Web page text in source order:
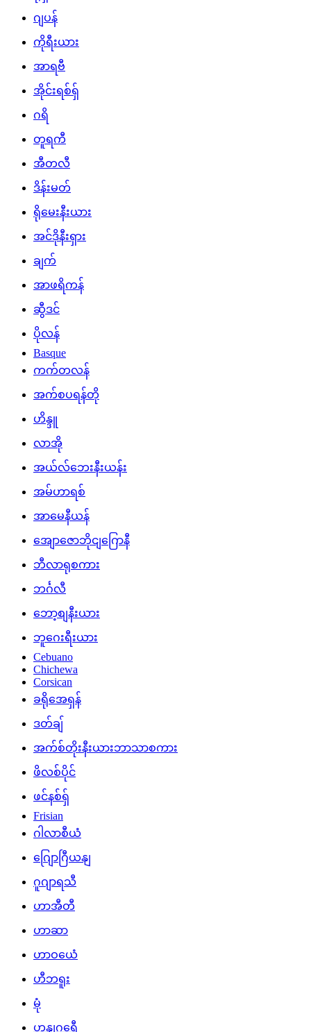
ဂျပန်
ကိုရီးယား
အာရဗီ
အိုင်းရစ်ရှ်
ဂရိ
တူရကီ
အီတလီ
ဒိန်းမတ်
ရိုမေးနီးယား
အင်ဒိုနီးရှား
ချက်
အာဖရိကန်
ဆွီဒင်
ပိုလန်
Basque
ကက်တလန်
အက်စပရန်တို
ဟိန္ဒူ
လာအို
အယ်လ်ဘေးနီးယန်း
အမ်ဟာရစ်
အာမေနီယန်
အျောဇောဘိုငျဂြောနီ
ဘီလာရုစကား
ဘင်္ဂလီ
ဘော့စျနီးယား
ဘူဂေးရီးယား
Cebuano
Chichewa
Corsican
ခရိုအေရှန်
ဒတ်ချ်
အက်စ်တိုးနီးယားဘာသာစကား
ဖိလစ်ပိုင်
ဖင်နစ်ရှ်
Frisian
ဂါလာစီယံ
ဂျြောဂြီယနျ
ဂူဂျာရသီ
ဟာအီတီ
ဟာဆာ
ဟာဝယေံ
ဟီဘရူး
မုံ
ဟနျဂရေီ